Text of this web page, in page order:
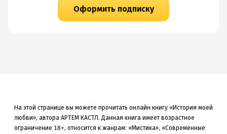
Оформить подписку
На этой странице вы можете прочитать онлайн книгу «История моей
любви», автора АРТЕМ КАСТЛ. Данная книга имеет возрастное
ограничение 18+, относится к жанрам: «Мистика», «Современные